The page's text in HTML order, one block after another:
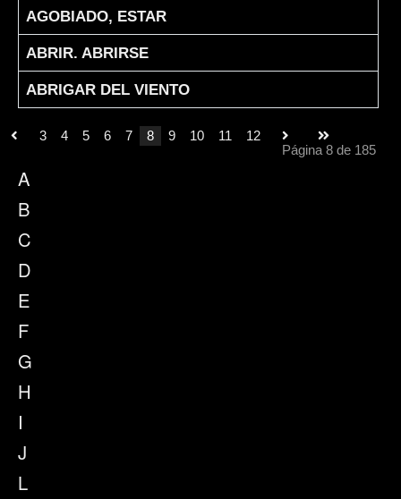
AGOBIADO, ESTAR
ABRIR. ABRIRSE
ABRIGAR DEL VIENTO
Página 8 de 185
3 4 5 6 7 8 9 10 11 12
A
B
C
D
E
F
G
H
I
J
L